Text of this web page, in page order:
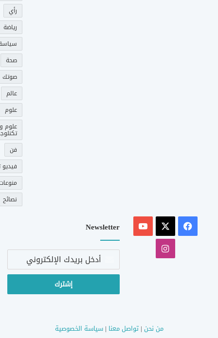
رأي
رياضة
صحة
عالم
علوم
علوم و
فن
فيديو
نصائح
فيسبوك
‫YouTube
انستقرام
Newsletter
أدخل
الإلكتروني
من نحن |تواصل معنا |سياسة الخصوصية